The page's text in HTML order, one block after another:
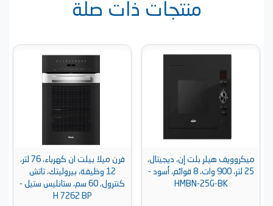
منتجات ذات صلة
ميكروويف هيلر بلت إن، ديجيتال،
25 لتر، 900 وات، 8 قوائم، أسود -
HMBN-25G-BK
فرن ميلا بيلت ان كهرباء، 76 لتر،
12 وظيفة، بيروليتك، تاتش
كنترول، 60 سم، ستانليس ستيل -
H 7262 BP